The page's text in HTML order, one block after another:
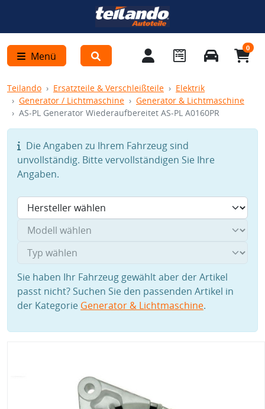
Menü
0
Teilando Ersatzteile & Verschleißteile
Elektrik
Generator / Lichtmaschine
Generator & Lichtmaschine
AS-PL Generator Wiederaufbereitet AS-PL A0160PR
Die Angaben zu Ihrem Fahrzeug sind
unvollständig. Bitte vervollständigen Sie Ihre
Angaben.
Sie haben Ihr Fahrzeug gewählt aber der Artikel
passt nicht? Suchen Sie den passenden Artikel in
der Kategorie Generator & Lichtmaschine.